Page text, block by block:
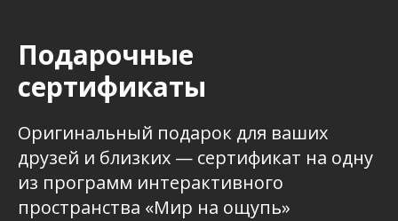
Подарочные
сертификаты
Оригинальный подарок для ваших
друзей и близких — сертификат на одну
из программ интерактивного
пространства «Мир на ощупь»